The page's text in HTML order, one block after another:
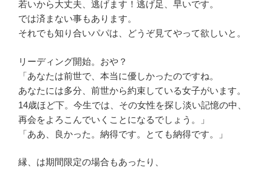
若いから大丈夫、逃げます！逃げ足、早いです。
では済まない事もあります。
それでも知り合いパパは、どうぞ見てやって欲しいと。
リーディング開始。おや？
「あなたは前世で、本当に優しかったのですね。
あなたには多分、前世から約束している女子がいます。
14歳ほど下。今生では、その女性を探し淡い記憶の中、
再会をよろこんでいくことになるでしょう。」
「ああ、良かった。納得です。とても納得です。」
縁、は期間限定の場合もあったり、